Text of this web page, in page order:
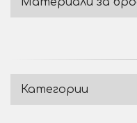
Категории